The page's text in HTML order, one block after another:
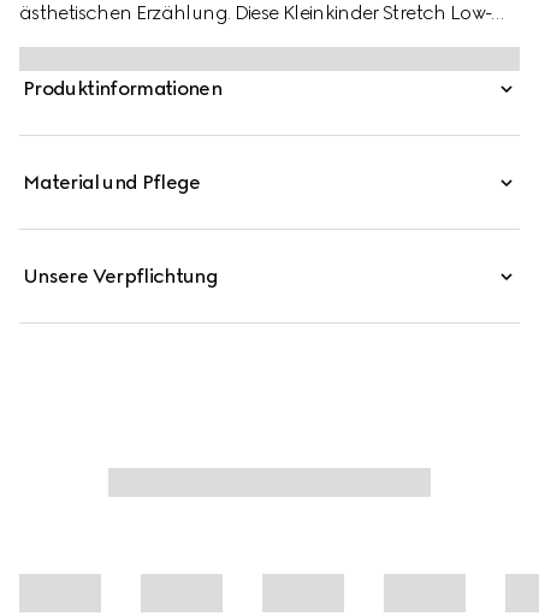
ästhetischen Erzählung. Diese Kleinkinder Stretch Low-
Top-Sneaker sind aus Leder mit einem grün und roten
Web Streifen gefertigt.
Produktinformationen
Material und Pflege
Unsere Verpflichtung